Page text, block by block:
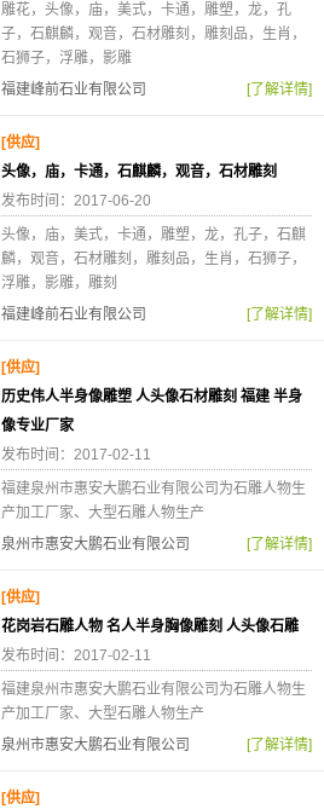
雕花，头像，庙，美式，卡通，雕塑，龙，孔
子，石麒麟，观音，石材雕刻，雕刻品，生肖，
石狮子，浮雕，影雕
福建峰前石业有限公司
[了解详情]
[供应]
头像，庙，卡通，石麒麟，观音，石材雕刻
发布时间：2017-06-20
头像，庙，美式，卡通，雕塑，龙，孔子，石麒
麟，观音，石材雕刻，雕刻品，生肖，石狮子，
浮雕，影雕，雕刻
福建峰前石业有限公司
[了解详情]
[供应]
历史伟人半身像雕塑 人头像石材雕刻 福建 半身
像专业厂家
发布时间：2017-02-11
福建泉州市惠安大鹏石业有限公司为石雕人物生
产加工厂家、大型石雕人物生产
泉州市惠安大鹏石业有限公司
[了解详情]
[供应]
花岗岩石雕人物 名人半身胸像雕刻 人头像石雕
发布时间：2017-02-11
福建泉州市惠安大鹏石业有限公司为石雕人物生
产加工厂家、大型石雕人物生产
泉州市惠安大鹏石业有限公司
[了解详情]
[供应]